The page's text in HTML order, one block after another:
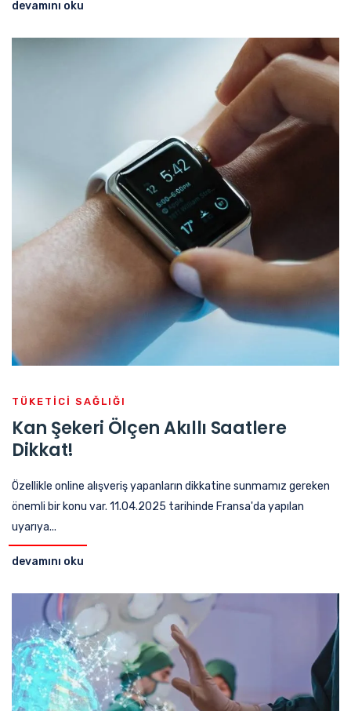
devamını oku
TÜKETICI SAĞLIĞI
Kan Şekeri Ölçen Akıllı Saatlere
Dikkat!
Özellikle online alışveriş yapanların dikkatine sunmamız gereken
önemli bir konu var. 11.04.2025 tarihinde Fransa'da yapılan
uyarıya...
devamını oku